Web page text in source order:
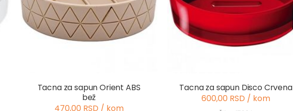
Tacna za sapun Orient ABS
bež
470,00 RSD / kom
Tacna za sapun Disco Crvena
600,00 RSD / kom